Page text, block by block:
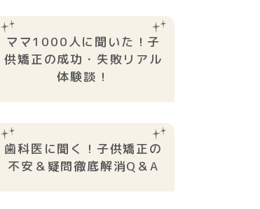
ママ1000人に聞いた！子
供矯正の成功・失敗リアル
体験談！
歯科医に聞く！子供矯正の
不安＆疑問徹底解消Q＆A